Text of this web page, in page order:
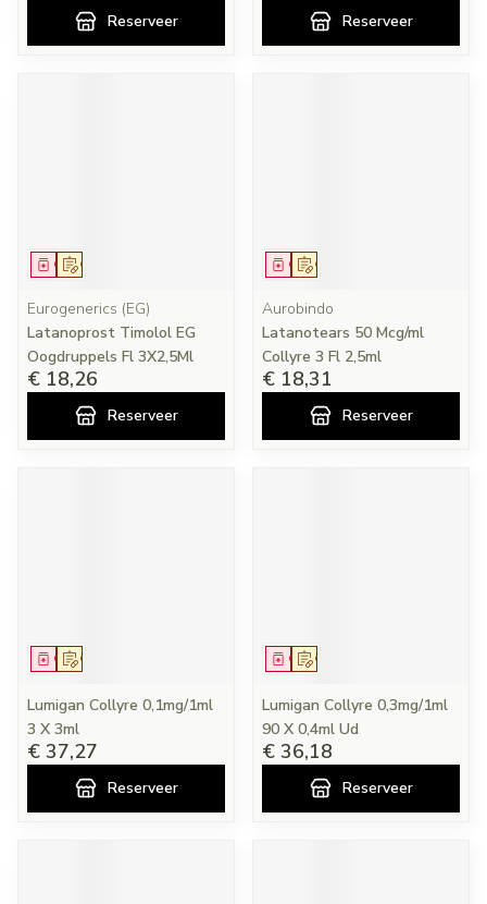
Reserveer Reserveer
Op voorschrift
Geneesmiddel
Eurogenerics (EG)
Latanoprost Timolol EG
Oogdruppels Fl 3X2,5Ml
€ 18,26
Reserveer
Op voorschrift
Geneesmiddel
Aurobindo
Latanotears 50 Mcg/ml
Collyre 3 Fl 2,5ml
€ 18,31
Reserveer
Op voorschrift
Geneesmiddel
Lumigan Collyre 0,1mg/1ml
3 X 3ml
€ 37,27
Reserveer
Op voorschrift
Geneesmiddel
Lumigan Collyre 0,3mg/1ml
90 X 0,4ml Ud
€ 36,18
Reserveer